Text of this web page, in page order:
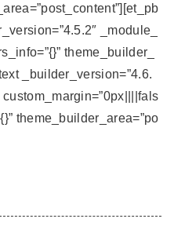
_module_
theme_builder_
_builder_version=”4.6.
theme_builder_area=”po